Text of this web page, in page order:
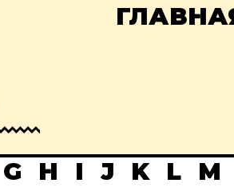
G H I J K L M